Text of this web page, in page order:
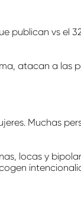
publican vs el
atacan a las
Muchas
locas y